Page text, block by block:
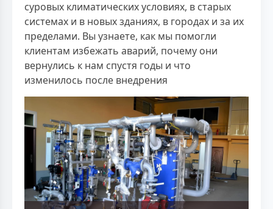
суровых климатических условиях, в старых
системах и в новых зданиях, в городах и за их
пределами. Вы узнаете, как мы помогли
клиентам избежать аварий, почему они
вернулись к нам спустя годы и что
изменилось после внедрения